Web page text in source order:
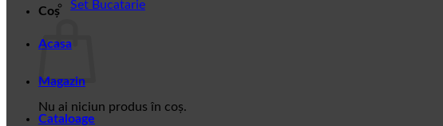
Coș
Nu ai niciun produs în coș.
Set Bucatarie
Acasa
Magazin
Cataloage